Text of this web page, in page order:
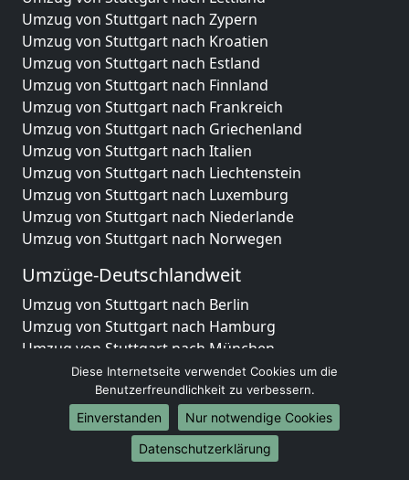
Umzug von Stuttgart nach Zypern
Umzug von Stuttgart nach Kroatien
Umzug von Stuttgart nach Estland
Umzug von Stuttgart nach Finnland
Umzug von Stuttgart nach Frankreich
Umzug von Stuttgart nach Griechenland
Umzug von Stuttgart nach Italien
Umzug von Stuttgart nach Liechtenstein
Umzug von Stuttgart nach Luxemburg
Umzug von Stuttgart nach Niederlande
Umzug von Stuttgart nach Norwegen
Umzüge-Deutschlandweit
Umzug von Stuttgart nach Berlin
Umzug von Stuttgart nach Hamburg
Umzug von Stuttgart nach München
Umzug von Stuttgart nach Köln
Umzug von Stuttgart nach Frankfurt am Main
Umzug von Stuttgart nach Stuttgart
Umzug von Stuttgart nach Düsseldorf
Umzug von Stuttgart nach Leipzig
Diese Internetseite verwendet Cookies um die
Benutzerfreundlichkeit zu verbessern.
Einverstanden
Nur notwendige Cookies
Datenschutzerklärung